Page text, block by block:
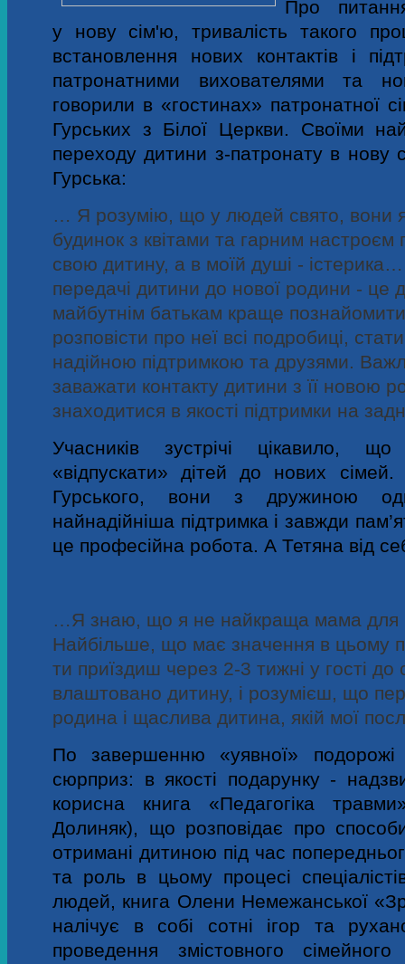
Про
у нову сім'ю, тривалість такого
встановлення нових контактів і
патронатними вихователями та
говорили в «гостинах» патронатної
Гурських з Білої Церкви. Своїми
переходу дитини з-патронату в нову
Гурська:
… Я розумію, що у людей свято, вони
будинок з квітами та гарним
свою дитину, а в моїй душі -
передачі дитини до нової родини - це
майбутнім батькам краще
розповісти про неї всі подробиці,
надійною підтримкою та друзями.
заважати контакту дитини з її новою
знаходитися в якості підтримки на
Учасників зустрічі цікавило,
«відпускати» дітей до нових
Гурського, вони з дружиною
найнадійніша підтримка і завжди
це професійна робота. А Тетяна від
…Я знаю, що я не найкраща мама для
Найбільше, що має значення в цьому
ти приїздиш через 2-3 тижні у гості до
влаштовано дитину, і розумієш, що
родина і щаслива дитина, якій мої
По завершенню «уявної» подорожі
сюрприз: в якості подарунку -
корисна книга «Педагогіка
Долиняк), що розповідає про
отримані дитиною під час
та роль в цьому процесі
людей, книга Олени Немежанської
налічує в собі сотні ігор та
проведення змістовного